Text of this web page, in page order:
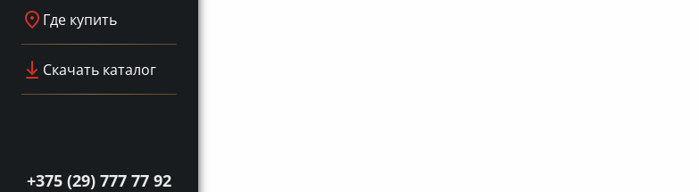
Где купить
Скачать каталог
+375 (29) 777 77 92